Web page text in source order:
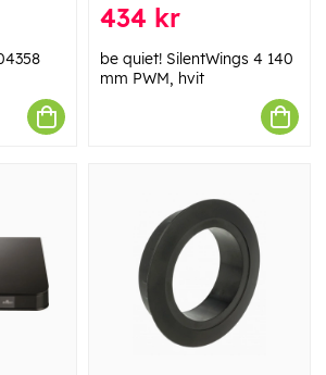
434 kr
be quiet! SilentWings 4 140
mm PWM, hvit